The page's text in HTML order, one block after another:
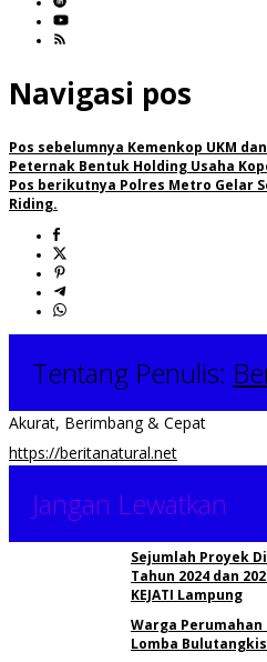
Navigasi pos
Pos sebelumnya Kemenkop UKM
Peternak Bentuk Holding Usaha
Pos berikutnya Polres Metro Gelar
Riding.
Tentang Penulis:
Akurat, Berimbang & Cepat
https://beritanatural.net
Jangan Lewatkan
Sejumlah Proyek
Tahun 2024 dan
KEJATI Lampung
Warga Perumahan
Lomba Bulutangkis